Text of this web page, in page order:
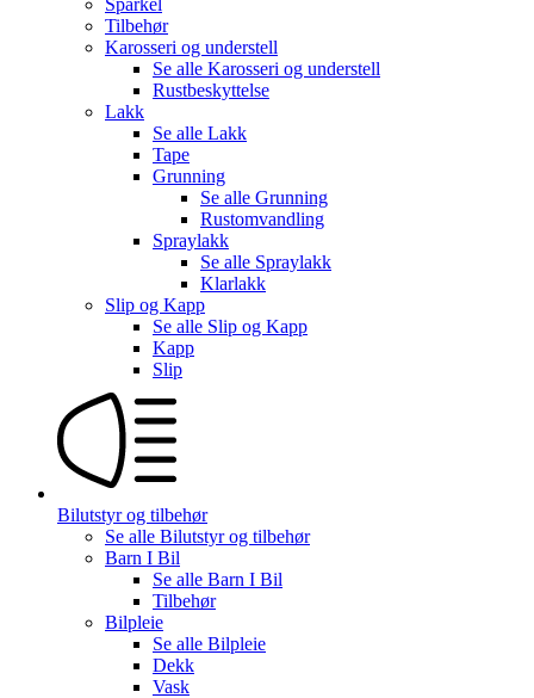
Tilbehør
Karosseri og understell
Se alle Karosseri og understell
Rustbeskyttelse
Lakk
Se alle Lakk
Tape
Grunning
Se alle Grunning
Rustomvandling
Spraylakk
Se alle Spraylakk
Klarlakk
Slip og Kapp
Se alle Slip og Kapp
Kapp
Slip
Bilutstyr og tilbehør
Se alle Bilutstyr og tilbehør
Barn I Bil
Se alle Barn I Bil
Tilbehør
Bilpleie
Se alle Bilpleie
Dekk
Vask